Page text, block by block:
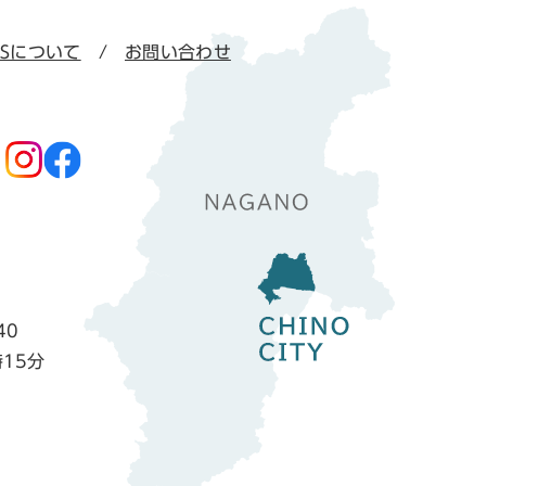
について お問い合わせ
15分